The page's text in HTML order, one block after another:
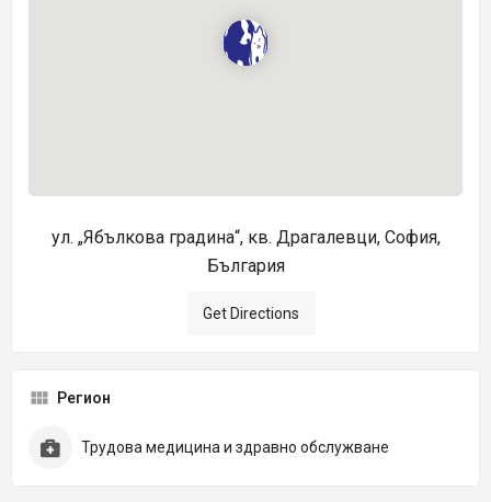
ул. „Ябълкова градина“, кв. Драгалевци, София,
България
Get Directions
Регион
Трудова медицина и здравно обслужване